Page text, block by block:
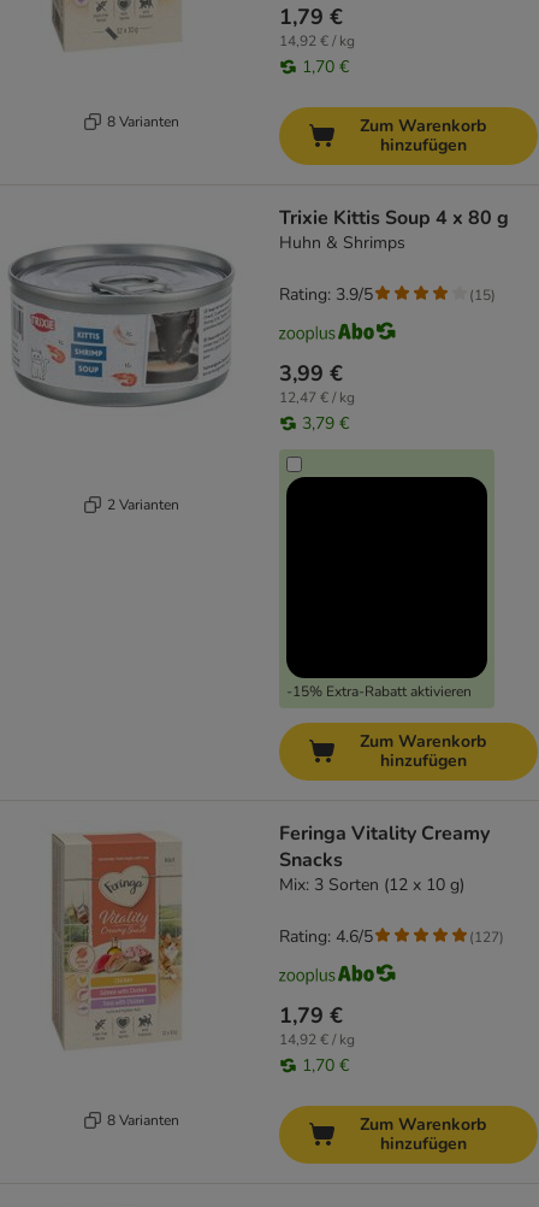
8 Varianten
1,79 €
14,92 € / kg
1,70 €
Zum Warenkorb
hinzufügen
2 Varianten
Trixie Kittis Soup 4 x 80 g
Huhn & Shrimps
3,99 €
12,47 € / kg
3,79 €
-15% Extra-Rabatt aktivieren
Rating: 3.9/5 (15)
Zum Warenkorb
hinzufügen
8 Varianten
Feringa Vitality Creamy
Snacks
Mix: 3 Sorten (12 x 10 g)
1,79 €
14,92 € / kg
1,70 €
Rating: 4.6/5 (127)
Zum Warenkorb
hinzufügen